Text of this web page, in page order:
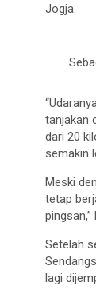
Jogja.
tanjakan
dari 20
semakin
Meski
tetap
Setelah
lagi